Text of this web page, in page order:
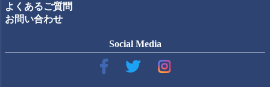
よくあるご質問
お問い合わせ
Social Media